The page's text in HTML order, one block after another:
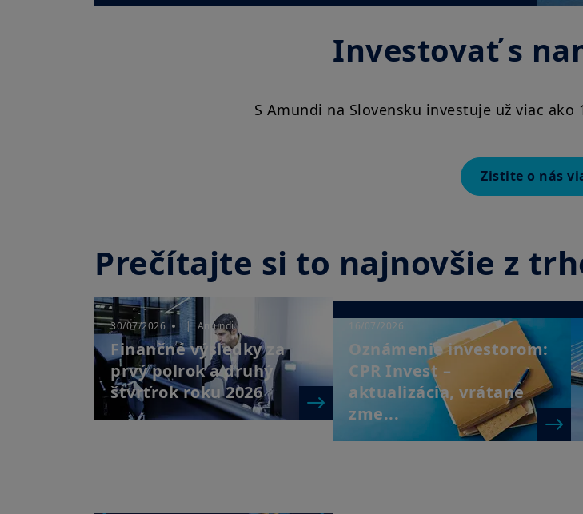
Investovať s
S Amundi na Slovensku investuje už viac
Zistite o nás
Prečítajte si to najnovšie z
30/07/2026 | Amundi
Finančné výsledky za
prvý polrok a druhý
štvrťrok roku 2026
16/07/2026
Oznámenie investorom:
CPR Invest –
aktualizácia, vrátane
zme...